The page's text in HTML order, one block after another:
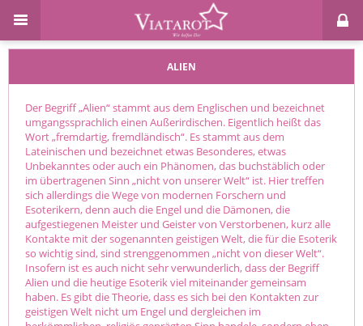
ALIEN
Der Begriff „Alien“ stammt aus dem Englischen und bezeichnet
umgangssprachlich einen Außerirdischen. Eigentlich heißt das
Wort „fremdartig, fremdländisch“. Es stammt aus dem
Lateinischen und bezeichnet etwas Besonderes, etwas
Unbekanntes oder auch ein Phänomen, das buchstäblich oder
im übertragenen Sinn „nicht von unserer Welt“ ist. Hier treffen
sich allerdings die Wege von modernen Forschern und
Esoterikern, denn auch die Engel und die Dämonen, die
aufgestiegenen Meister und Geister von Verstorbenen, kurz alle
Kontakte mit der sogenannten geistigen Welt, die für die Esoterik
so wichtig sind, sind strenggenommen „nicht von dieser Welt“.
Insofern ist es auch nicht sehr verwunderlich, dass der Begriff
Alien und die heutige Esoterik viel miteinander gemeinsam
haben. Es gibt die Theorie, dass es sich bei den Kontakten zur
geistigen Welt nicht um Engel und dergleichen im